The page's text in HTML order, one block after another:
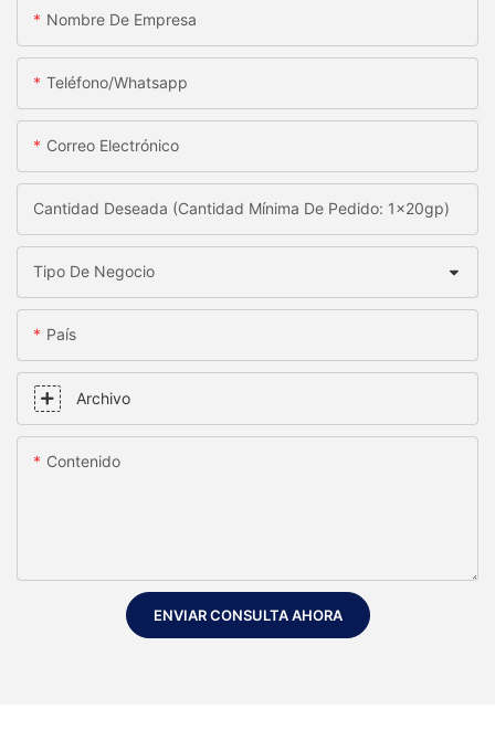
Nombre De Empresa
Teléfono/whatsapp
Correo Electrónico
Cantidad Deseada (Cantidad Mínima De Pedido: 1x20gp)
Tipo De Negocio
País
Archivo
Contenido
ENVIAR CONSULTA AHORA